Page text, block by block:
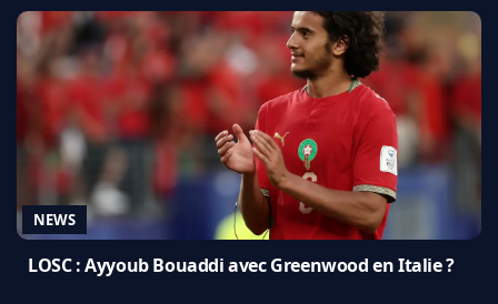
NEWS
LOSC : Ayyoub Bouaddi avec Greenwood en Italie ?